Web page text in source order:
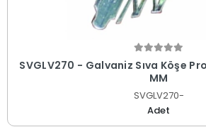
SVGLV270 - Galvaniz Sıva Köşe
MM
SVGLV270-
Adet